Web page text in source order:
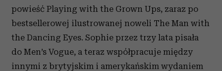
powieść Playing with the Grown Ups, zaraz po
bestsellerowej ilustrowanej noweli The Man with
the Dancing Eyes. Sophie przez trzy lata pisała
do Men’s Vogue, a teraz współpracuje między
innymi z brytyjskim i amerykańskim wydaniem